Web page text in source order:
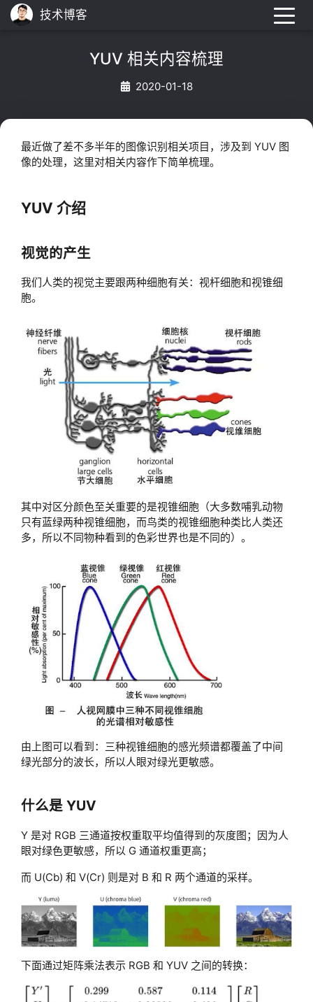
技术博客
YUV 相关内容梳理
2020-01-18
最近做了差不多半年的图像识别相关项目，涉及到 YUV 图
像的处理，这里对相关内容作下简单梳理。
YUV 介绍
视觉的产生
我们人类的视觉主要跟两种细胞有关：视杆细胞和视锥细
胞。
其中对区分颜色至关重要的是视锥细胞（大多数哺乳动物
只有蓝绿两种视锥细胞，而鸟类的视锥细胞种类比人类还
多，所以不同物种看到的色彩世界也是不同的）。
由上图可以看到：三种视锥细胞的感光频谱都覆盖了中间
绿光部分的波长，所以人眼对绿光更敏感。
什么是 YUV
Y 是对 RGB 三通道按权重取平均值得到的灰度图；因为人
眼对绿色更敏感，所以 G 通道权重更高；
而 U(Cb) 和 V(Cr) 则是对 B 和 R 两个通道的采样。
下面通过矩阵乘法表示 RGB 和 YUV 之间的转换：